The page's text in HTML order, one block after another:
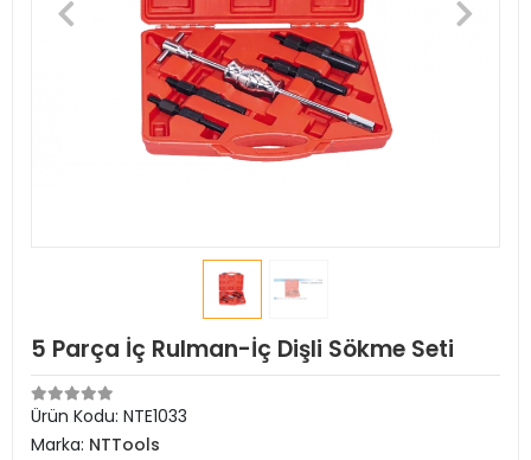
5 Parça İç Rulman-İç Dişli Sökme Seti
Ürün Kodu: NTE1033
Marka: NTTools